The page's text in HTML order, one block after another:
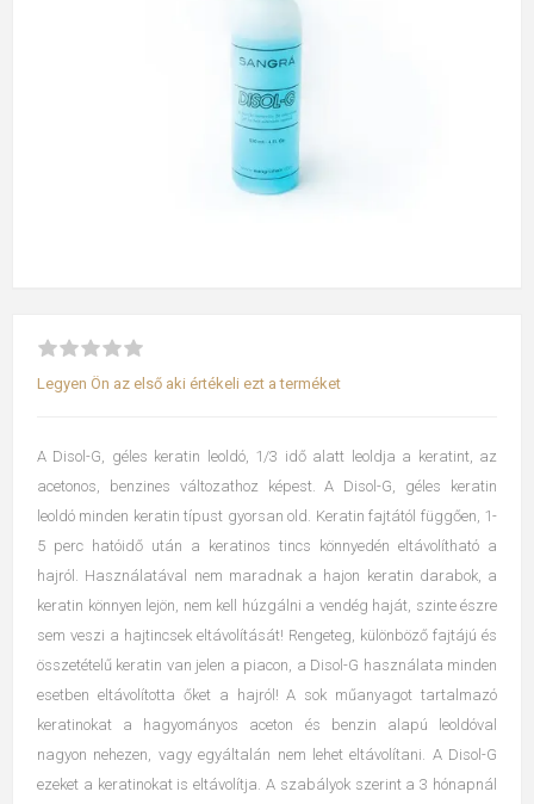
Legyen Ön az első aki értékeli ezt a terméket
A Disol-G, géles keratin leoldó, 1/3 idő alatt leoldja a keratint, az
acetonos, benzines változathoz képest. A Disol-G, géles keratin
leoldó minden keratin típust gyorsan old. Keratin fajtától függően, 1-
5 perc hatóidő után a keratinos tincs könnyedén eltávolítható a
hajról. Használatával nem maradnak a hajon keratin darabok, a
keratin könnyen lejön, nem kell húzgálni a vendég haját, szinte észre
sem veszi a hajtincsek eltávolítását! Rengeteg, különböző fajtájú és
összetételű keratin van jelen a piacon, a Disol-G használata minden
esetben eltávolította őket a hajról! A sok műanyagot tartalmazó
keratinokat a hagyományos aceton és benzin alapú leoldóval
nagyon nehezen, vagy egyáltalán nem lehet eltávolítani. A Disol-G
ezeket a keratinokat is eltávolítja. A szabályok szerint a 3 hónapnál